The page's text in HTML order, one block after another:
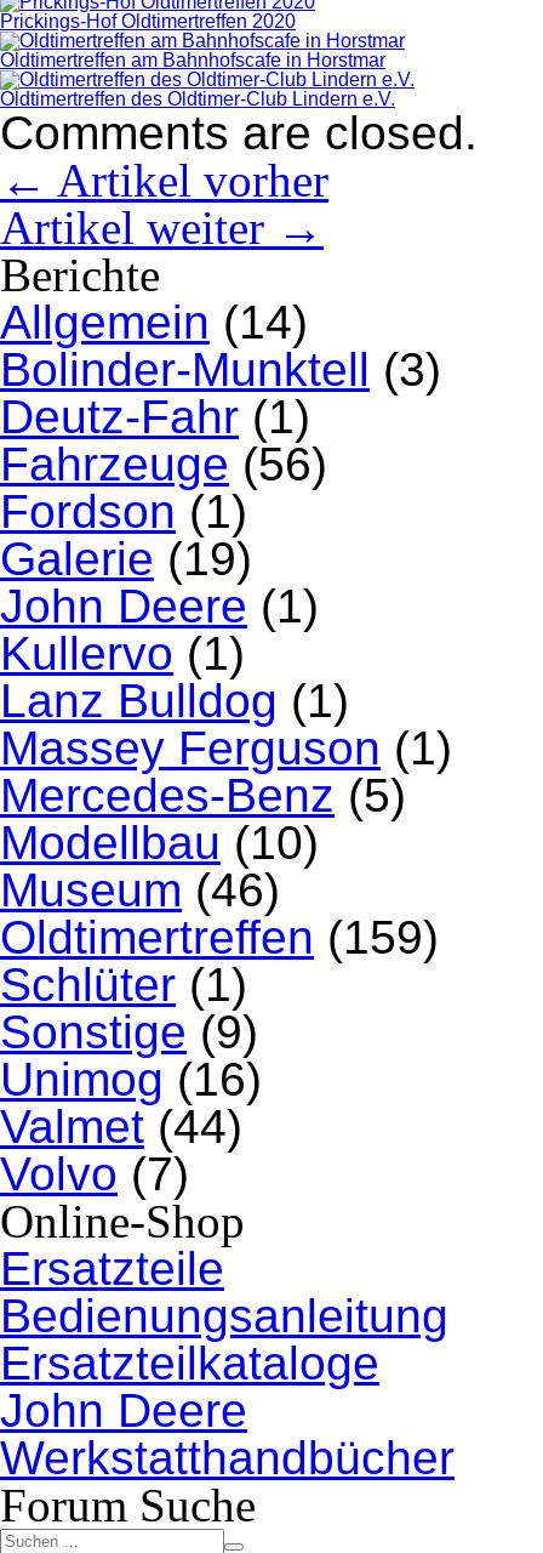
Prickings-Hof Oldtimertreffen 2020
Oldtimertreffen am Bahnhofscafe in Horstmar
Oldtimertreffen des Oldtimer-Club Lindern e.V.
Comments are closed.
← Artikel vorher
Artikel weiter →
Berichte
Allgemein (14)
Bolinder-Munktell (3)
Deutz-Fahr (1)
Fahrzeuge (56)
Fordson (1)
Galerie (19)
John Deere (1)
Kullervo (1)
Lanz Bulldog (1)
Massey Ferguson (1)
Mercedes-Benz (5)
Modellbau (10)
Museum (46)
Oldtimertreffen (159)
Schlüter (1)
Sonstige (9)
Unimog (16)
Valmet (44)
Volvo (7)
Online-Shop
Ersatzteile
Bedienungsanleitung
Ersatzteilkataloge
John Deere
Werkstatthandbücher
Forum Suche